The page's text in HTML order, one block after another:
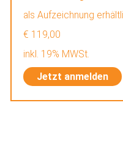
als Aufzeichnung
€ 119,00
inkl. 19% MWSt.
Jetzt anmelden